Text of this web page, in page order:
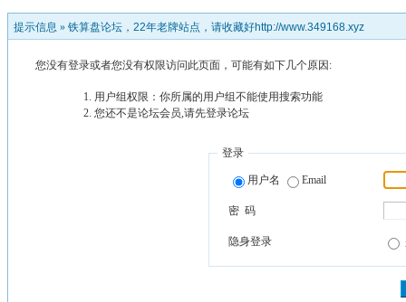
提示信息 » 铁算盘论坛，22年老牌站点，请收藏好http://www.349168.xyz
您没有登录或者您没有权限访问此页面，可能有如下几个原因:
用户组权限：你所属的用户组不能使用搜索功能
您还不是论坛会员,请先登录论坛
登录
用户名 Email
密 码
隐身登录